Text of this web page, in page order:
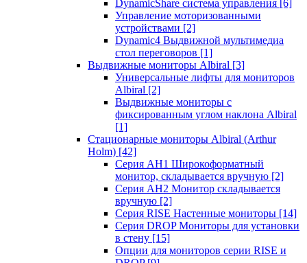
DynamicShare система управления [6]
Управление моторизованными
устройствами [2]
Dynamic4 Выдвижной мультимедиа
стол переговоров [1]
Выдвижные мониторы Albiral [3]
Универсальные лифты для мониторов
Albiral [2]
Выдвижные мониторы с
фиксированным углом наклона Albiral
[1]
Стационарные мониторы Albiral (Arthur
Holm) [42]
Серия AH1 Широкоформатный
монитор, складывается вручную [2]
Серия AH2 Монитор складывается
вручную [2]
Серия RISE Настенные мониторы [14]
Серия DROP Мониторы для установки
в стену [15]
Опции для мониторов серии RISE и